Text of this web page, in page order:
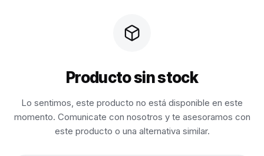
Producto sin stock
Lo sentimos, este producto no está disponible en este
momento. Comunicate con nosotros y te asesoramos con
este producto o una alternativa similar.